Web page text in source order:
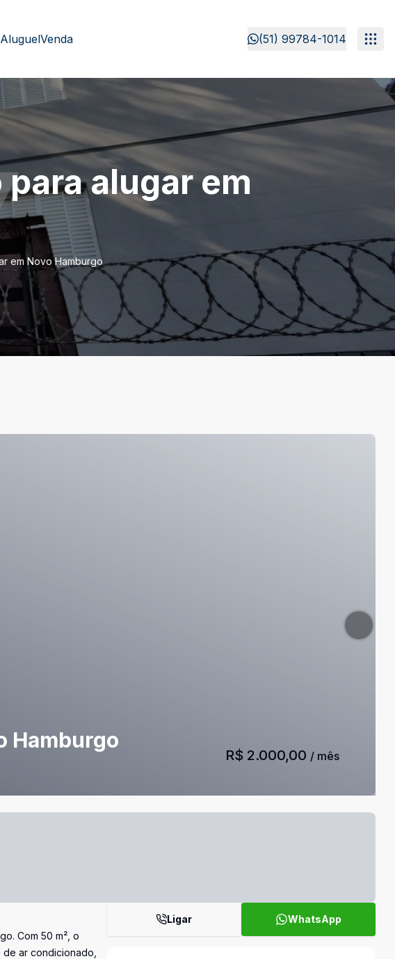
AluguelVenda (51) 99784-1014
alugar em
em Novo Hamburgo
Hamburgo
R$ 2.000,00 / mês
Com 50 m², o
ar condicionado,
Ligar WhatsApp